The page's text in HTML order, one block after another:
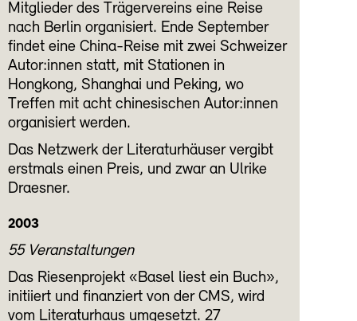
Mitglieder des Trägervereins eine Reise
nach Berlin organisiert. Ende September
findet eine China-Reise mit zwei Schweizer
Autor:innen statt, mit Stationen in
Hongkong, Shanghai und Peking, wo
Treffen mit acht chinesischen Autor:innen
organisiert werden.
Das Netzwerk der Literaturhäuser vergibt
erstmals einen Preis, und zwar an Ulrike
Draesner.
2003
55 Veranstaltungen
Das Riesenprojekt «Basel liest ein Buch»,
initiiert und finanziert von der CMS, wird
vom Literaturhaus umgesetzt. 27